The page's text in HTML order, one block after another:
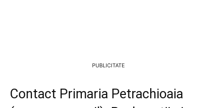
PUBLICITATE
Contact Primaria Petrachioaia